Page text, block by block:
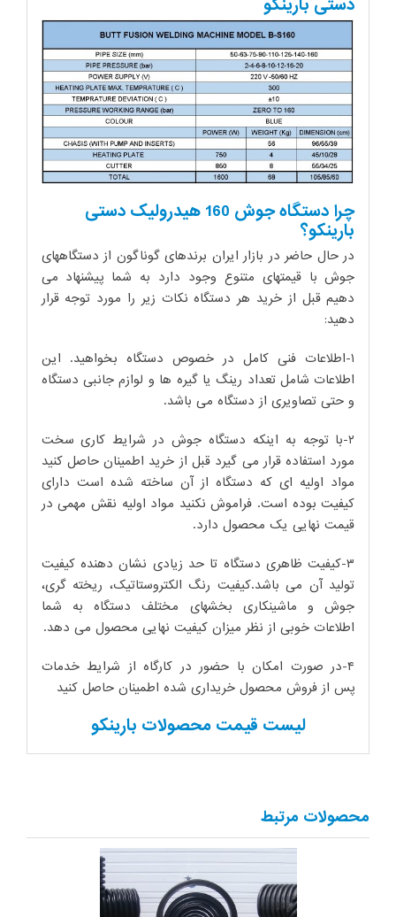
دستی بارینکو
چرا دستگاه جوش 160 هیدرولیک دستی
بارینکو؟
در حال حاضر در بازار ایران برندهای گوناگون از دستگاههای
جوش با قیمتهای متنوع وجود دارد به شما پیشنهاد می
دهیم قبل از خرید هر دستگاه نکات زیر را مورد توجه قرار
دهید:
۱-اطلاعات فنی کامل در خصوص دستگاه بخواهید. این
اطلاعات شامل تعداد رینگ یا گیره ها و لوازم جانبی دستگاه
و حتی تصاویری از دستگاه می باشد.
۲-با توجه به اینکه دستگاه جوش در شرایط کاری سخت
مورد استفاده قرار می گیرد قبل از خرید اطمینان حاصل کنید
مواد اولیه ای که دستگاه از آن ساخته شده است دارای
کیفیت بوده است. فراموش نکنید مواد اولیه نقش مهمی در
قیمت نهایی یک محصول دارد.
۳-کیفیت ظاهری دستگاه تا حد زیادی نشان دهنده کیفیت
تولید آن می باشد.کیفیت رنگ الکتروستاتیک، ریخته گری،
جوش و ماشینکاری بخشهای مختلف دستگاه به شما
اطلاعات خوبی از نظر میزان کیفیت نهایی محصول می دهد.
۴-در صورت امکان با حضور در کارگاه از شرایط خدمات
پس از فروش محصول خریداری شده اطمینان حاصل کنید
لیست قیمت محصولات بارینکو
محصولات مرتبط